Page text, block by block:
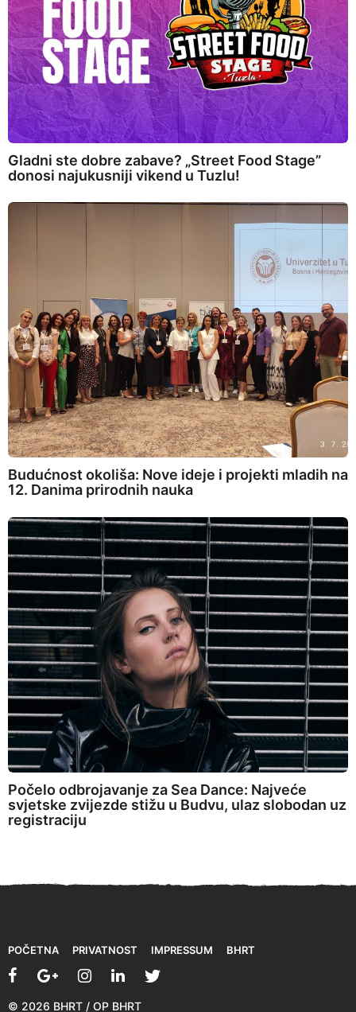
Gladni ste dobre zabave? „Street Food Stage”
donosi najukusniji vikend u Tuzlu!
Budućnost okoliša: Nove ideje i projekti mladih na
12. Danima prirodnih nauka
Počelo odbrojavanje za Sea Dance: Najveće
svjetske zvijezde stižu u Budvu, ulaz slobodan uz
registraciju
POČETNA PRIVATNOST IMPRESSUM BHRT
© 2026 BHRT / OP BHRT